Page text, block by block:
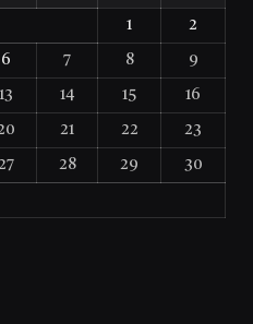
1 2
6 7 8 9
13 14 15 16
21 22 23
28 29 30